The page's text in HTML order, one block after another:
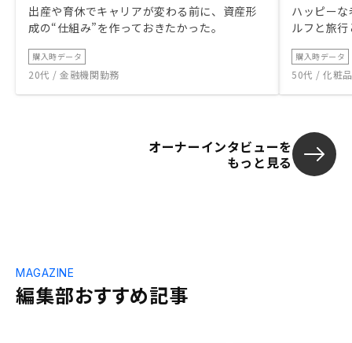
出産や育休でキャリアが変わる前に、資産形
成の“仕組み”を作っておきたかった。
購入時データ
20代 / 金融機関勤務
ハッピー
ルフと旅
購入時データ
50代 / 化粧
オーナーインタビューを
もっと見る
編集部おすすめ記事
MAGAZINE